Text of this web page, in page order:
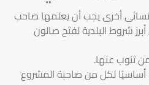
أخرى يجب أن يعلمها صاحب
شروط البلدية لفتح صالون
تنوب عنها.
أساسيًا لكل من صاحبة المشروع